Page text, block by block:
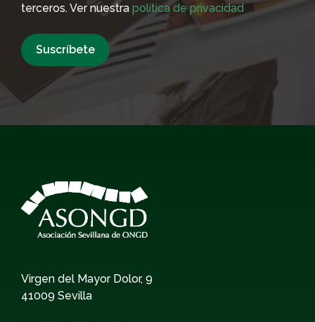
terceros. Ver nuestra política de privacidad
Virgen del Mayor Dolor, 9
41009 Sevilla